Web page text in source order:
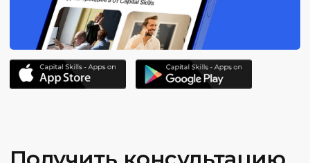
Часто задаваемые
вопросы и ответы